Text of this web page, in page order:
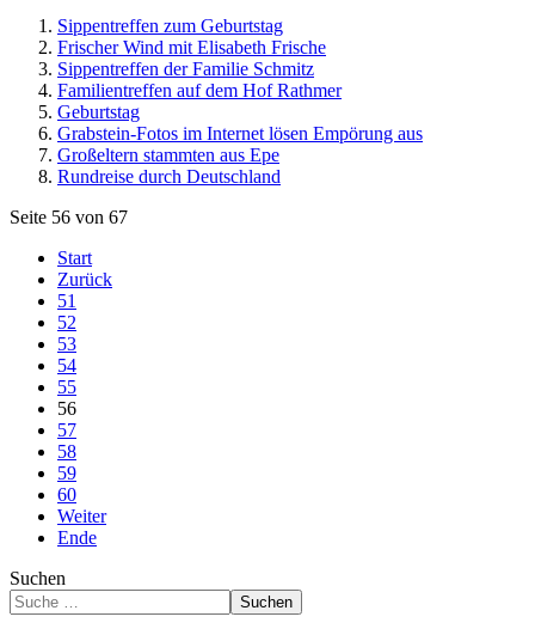
Sippentreffen zum Geburtstag
Frischer Wind mit Elisabeth Frische
Sippentreffen der Familie Schmitz
Familientreffen auf dem Hof Rathmer
Geburtstag
Grabstein-Fotos im Internet lösen Empörung aus
Großeltern stammten aus Epe
Rundreise durch Deutschland
Seite 56 von 67
Start
Zurück
51
52
53
54
55
56
57
58
59
60
Weiter
Ende
Suchen
Suchen